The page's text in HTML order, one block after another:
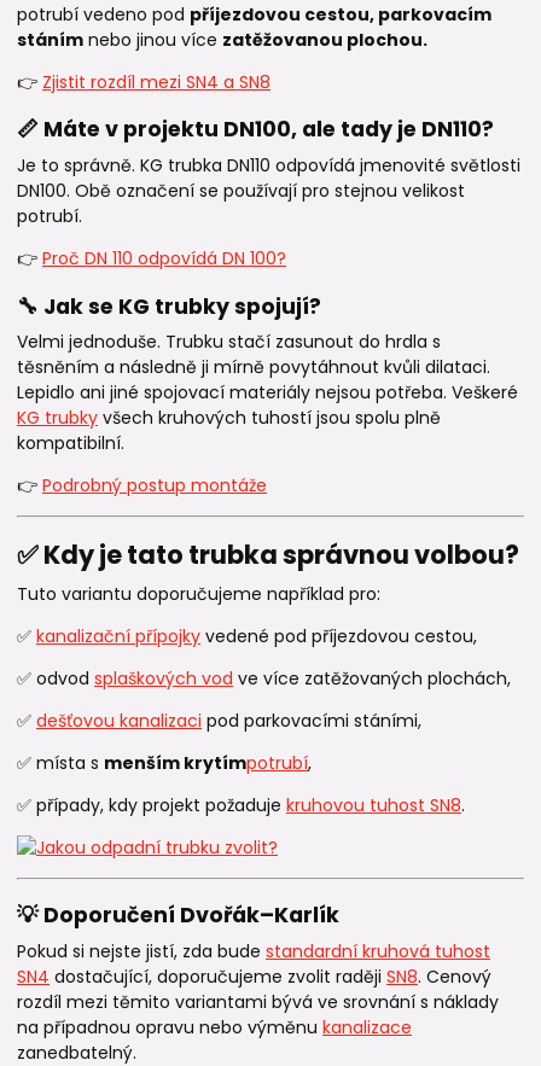
potrubí vedeno pod příjezdovou cestou, parkovacím
stáním nebo jinou více zatěžovanou plochou.
👉 Zjistit rozdíl mezi SN4 a SN8
📏 Máte v projektu DN100, ale tady je DN110?
Je to správně. KG trubka DN110 odpovídá jmenovité světlosti
DN100. Obě označení se používají pro stejnou velikost
potrubí.
👉 Proč DN 110 odpovídá DN 100?
🔧 Jak se KG trubky spojují?
Velmi jednoduše. Trubku stačí zasunout do hrdla s
těsněním a následně ji mírně povytáhnout kvůli dilataci.
Lepidlo ani jiné spojovací materiály nejsou potřeba. Veškeré
KG trubky všech kruhových tuhostí jsou spolu plně
kompatibilní.
👉 Podrobný postup montáže
✅ Kdy je tato trubka správnou volbou?
Tuto variantu doporučujeme například pro:
✅ kanalizační přípojky vedené pod příjezdovou cestou,
✅ odvod splaškových vod ve více zatěžovaných plochách,
✅ dešťovou kanalizaci pod parkovacími stáními,
✅ místa s menším krytímpotrubí,
✅ případy, kdy projekt požaduje kruhovou tuhost SN8.
💡 Doporučení Dvořák–Karlík
Pokud si nejste jistí, zda bude standardní kruhová tuhost
SN4 dostačující, doporučujeme zvolit raději SN8. Cenový
rozdíl mezi těmito variantami bývá ve srovnání s náklady
na případnou opravu nebo výměnu kanalizace
zanedbatelný.